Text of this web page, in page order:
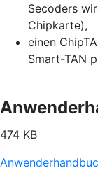
Secoders
Chipkarte),
einen
Smart-TAN
474 KB